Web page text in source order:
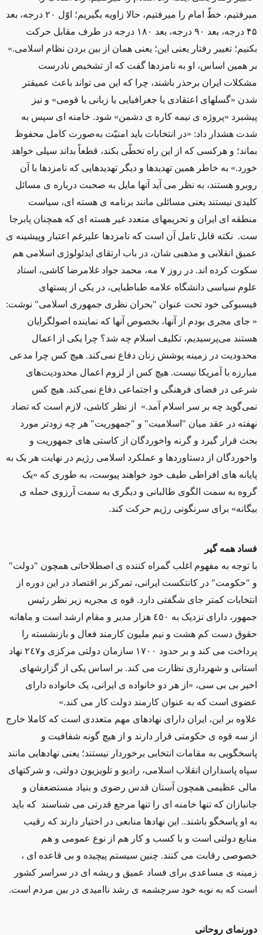
میرفتیم، خطّ امام را میرفتیم، حالا زاویه بگیریم؛ اوّل ۲۰ درجه، بعد
۴۵ درجه، بعد ۹۰ درجه، بعد ۱۸۰ درجه در طرف مقابل حرکت
بکنیم؛ تغییر رفتار یعنی این؛ یعنی همان از بین بردن نظام اسلامی.»
بر همین اساس، او به نامزدها گفت که از تشخیص نادرست
مشکلات ایران برحذر باشند، چرا که این می تواند باعث عمیقتر
شدن «گسلهای اعتقادی یا جغرافیایی یا زبانی یا قومی» و نیز
پیشبرد «پروژه ی نیمه کاره ی دشمن» شود. خامنه ای سپس به
شدت هشدار داد: «در انتخابات باید امنیّت به‌صورت کامل محفوظ
بماند؛ و هرکسی که از این راه تخطّی بکند، قطعاً بداند سیلی خواهد
خورد.» به خاطر همین تهدیدها و دیگر تهدیدهایی که نامزدها با آن
روبرو هستند، به نظر می آید آنها مایل به صحبت درباره ی مسائل
کلیدی نیستند یعنی مسائلی مانند برنامه ی هسته ای، سیاست
منطقه ای ایران و تحریمهای متعدد غیر هسته ای که همچنان پابرجا
ست. نکته قابل تامل آن است که نامزدها علیرغم اعتبار وپیشینه ی
عمیق انقلابی و مذهبی شان، در باب ارتقای ایدئولوژی اسلامی هم
سکوت کرده اند. در روز ٧ مه، محمد جواد غلامرضا کاشی، استاد
علوم سیاسی دانشگاه علامه طباطبایی، در یکی از پستهای
فیسبوکی خود تحت عنوان "بحران نظری جمهوری اسلامی" نوشت:
« جای مجری بودم از آنها، بخصوص آنها که نماینده اصولگرایان
هستند می‌پرسیدیم، تکلیف اسلام چه شد؟ چرا یکی از اعمال
محدودیت در زمینه پوشش زنان دفاع نمی‌کند. هیچ کس چرا مدعی
مبارزه با آمریکا نیست. هیچ کس از لزوم اعمال محدودیت‌های
شرعی در فضای فرهنگی و اجتماعی دفاع نمی‌کند. هیچ کس
نمی‌گوید چه بر سر اسلام آمد.» از نظر کاشی، لازم است که تضاد
نهفته در عقد میان "اسلامیت" و "جمهوریت" هر چه زودتر مورد
بحث قرار گیرد و گرنه واخوردگان از کاستی های جمهوریت و
واخوردگان از دستاوردها و عملکرد اسلامی رژیم در نهایت هر یک به
پایانه های افراطی طیف خود خواهند پیوست، به طوری که «یک
گروه به سمت الگوی طالبانی و دیگری به سمت آرزوی حمله ی
بیگانه» برای سرنگونی رژیم حرکت کند.
فساد همه گیر
با توجه به مفهوم اغلب گمراه کننده ی اصطلاحاتی همچون "دولت"
و "حکومت" در کانتکست ایرانی، تمرکز بر اقتصاد در این دوره از
انتخابات کمتر جای شگفتی دارد. قوه ی مجریه زیر نظر رئیس
جمهور، دارای نزدیک به ٤٥٠ هزار مدیر و مقام ارشد است و ماهانه
حقوق دست کم هشت و نیم ملیون کارمند فعال و بازنشسته را
پرداخت می کند و بر حدود ١٧٠٠ سازمان دولتی مرکزی و٢٤٧ نهاد
استانی و شهرداری نظارت می کند. بر اساس یکی از گزارشهای
اخیر بی بی سی، «از هر دو خانواده ی ایرانی، یک خانواده دارای
عضوی است که به عنوان کارمند دولت کار می کند.»
علاوه بر این، ایران دارای نهادهای مهم متعددی است که کاملا خارج
از سه قوه ی حکومتی قرار دارند و از هیچ گونه شفافیت و
پاسخگویی به مقامات انتخابی برخوردار نیستند؛ یعنی نهادهایی مانند
سپاه پاسداران انقلاب اسلامی، رادیو و تلویزیون دولتی، و شرکتهای
مالی عظیمی همچون آستان قدس رضوی و بنیاد مستضعفان و
جانبازان که تنها خامنه ای را تنها مرجع قدرتی می شناسند که باید
به او پاسخگو باشند.. این نهادها منابعی در اختیار دارند که رقیب
منابع دولتی است و با کسب و کار هم از نوع عمومی و هم
خصوصی رقابت می کنند. چنین سیستم پیچیده و بی قاعده ای ،
زمینه ی مساعدی برای فساد عمیق و ریشه ای در سراسر کشور
است که به نوبه خود سرچشمه ی رشد ناامیدی در بین مردم است.
دورنمای روحانی